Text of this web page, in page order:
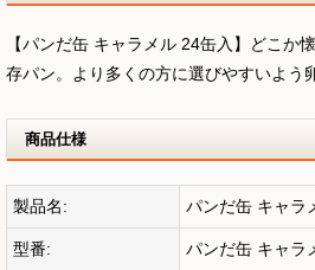
【パンだ缶 キャラメル 24缶入】どこ
存パン。より多くの方に選びやすいよう
商品仕様
製品名: パンだ缶 キャラ
型番: パンだ缶 キャラ